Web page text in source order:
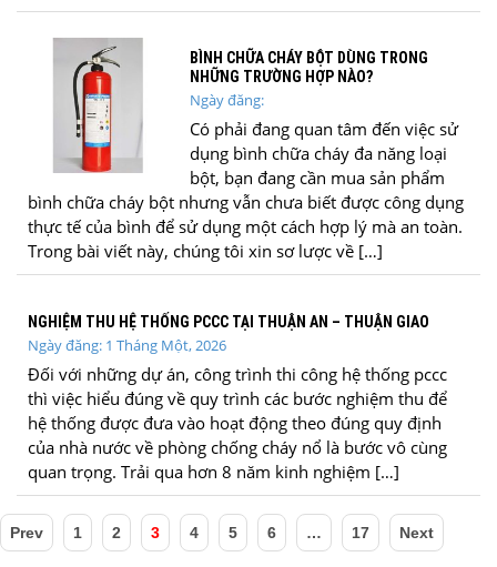
BÌNH CHỮA CHÁY BỘT DÙNG TRONG
NHỮNG TRƯỜNG HỢP NÀO?
Ngày đăng:
Có phải đang quan tâm đến việc sử
dụng bình chữa cháy đa năng loại
bột, bạn đang cần mua sản phẩm
bình chữa cháy bột nhưng vẫn chưa biết được công dụng
thực tế của bình để sử dụng một cách hợp lý mà an toàn.
Trong bài viết này, chúng tôi xin sơ lược về […]
NGHIỆM THU HỆ THỐNG PCCC TẠI THUẬN AN – THUẬN GIAO
Ngày đăng: 1 Tháng Một, 2026
Đối với những dự án, công trình thi công hệ thống pccc
thì việc hiểu đúng về quy trình các bước nghiệm thu để
hệ thống được đưa vào hoạt động theo đúng quy định
của nhà nước về phòng chống cháy nổ là bước vô cùng
quan trọng. Trải qua hơn 8 năm kinh nghiệm […]
Prev 1 2 3 4 5 6 … 17 Next